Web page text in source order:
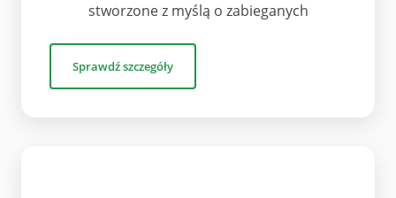
stworzone z myślą o zabieganych
Sprawdź szczegóły